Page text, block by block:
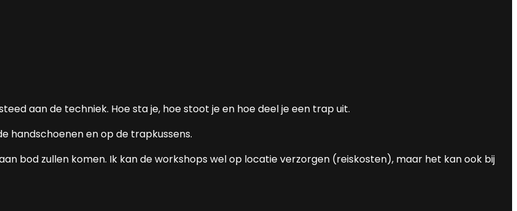
aan de techniek. Hoe sta je, hoe stoot je en hoe deel je een trap uit.
handschoenen en op de trapkussens.
bod zullen komen. Ik kan de workshops wel op locatie verzorgen (reiskosten), maar het kan ook bij